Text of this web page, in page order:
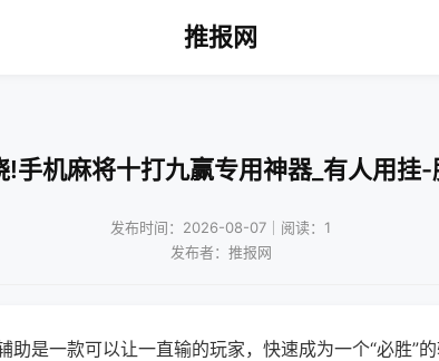
推报网
!手机麻将十打九赢专用神器_有人用挂
发布时间：2026-08-07｜阅读：1
发布者：推报网
助是一款可以让一直输的玩家，快速成为一个“必胜”